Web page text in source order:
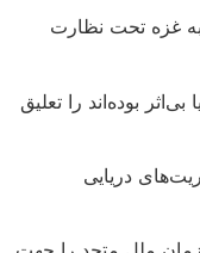
به غزه تحت نظارت
بوده‌اند را تعلیق
دریایی